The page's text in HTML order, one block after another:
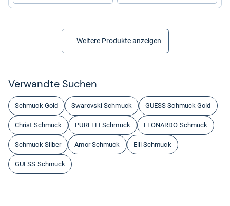
Weitere Produkte anzeigen
Ver­wandte Suchen
Schmuck Gold Swarovski Schmuck GUESS Schmuck Gold
Christ Schmuck PURELEI Schmuck LEONARDO Schmuck
Schmuck Silber Amor Schmuck Elli Schmuck
GUESS Schmuck